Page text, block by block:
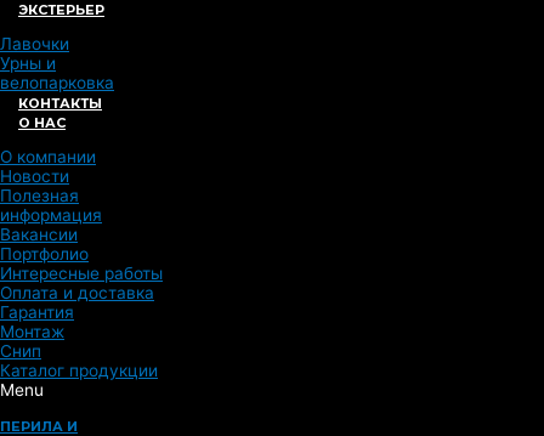
ЭКСТЕРЬЕР
Лавочки
Урны и
велопарковка
КОНТАКТЫ
О НАС
О компании
Новости
Полезная
информация
Вакансии
Портфолио
Интересные работы
Оплата и доставка
Гарантия
Монтаж
Снип
Каталог продукции
Menu
ПЕРИЛА И